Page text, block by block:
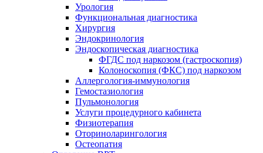
Урология
Функциональная диагностика
Хирургия
Эндокринология
Эндоскопическая диагностика
ФГДС под наркозом (гастроскопия)
Колоноскопия (ФКС) под наркозом
Аллергология-иммунология
Гемостазиология
Пульмонология
Услуги процедурного кабинета
Физиотерапия
Оториноларингология
Остеопатия